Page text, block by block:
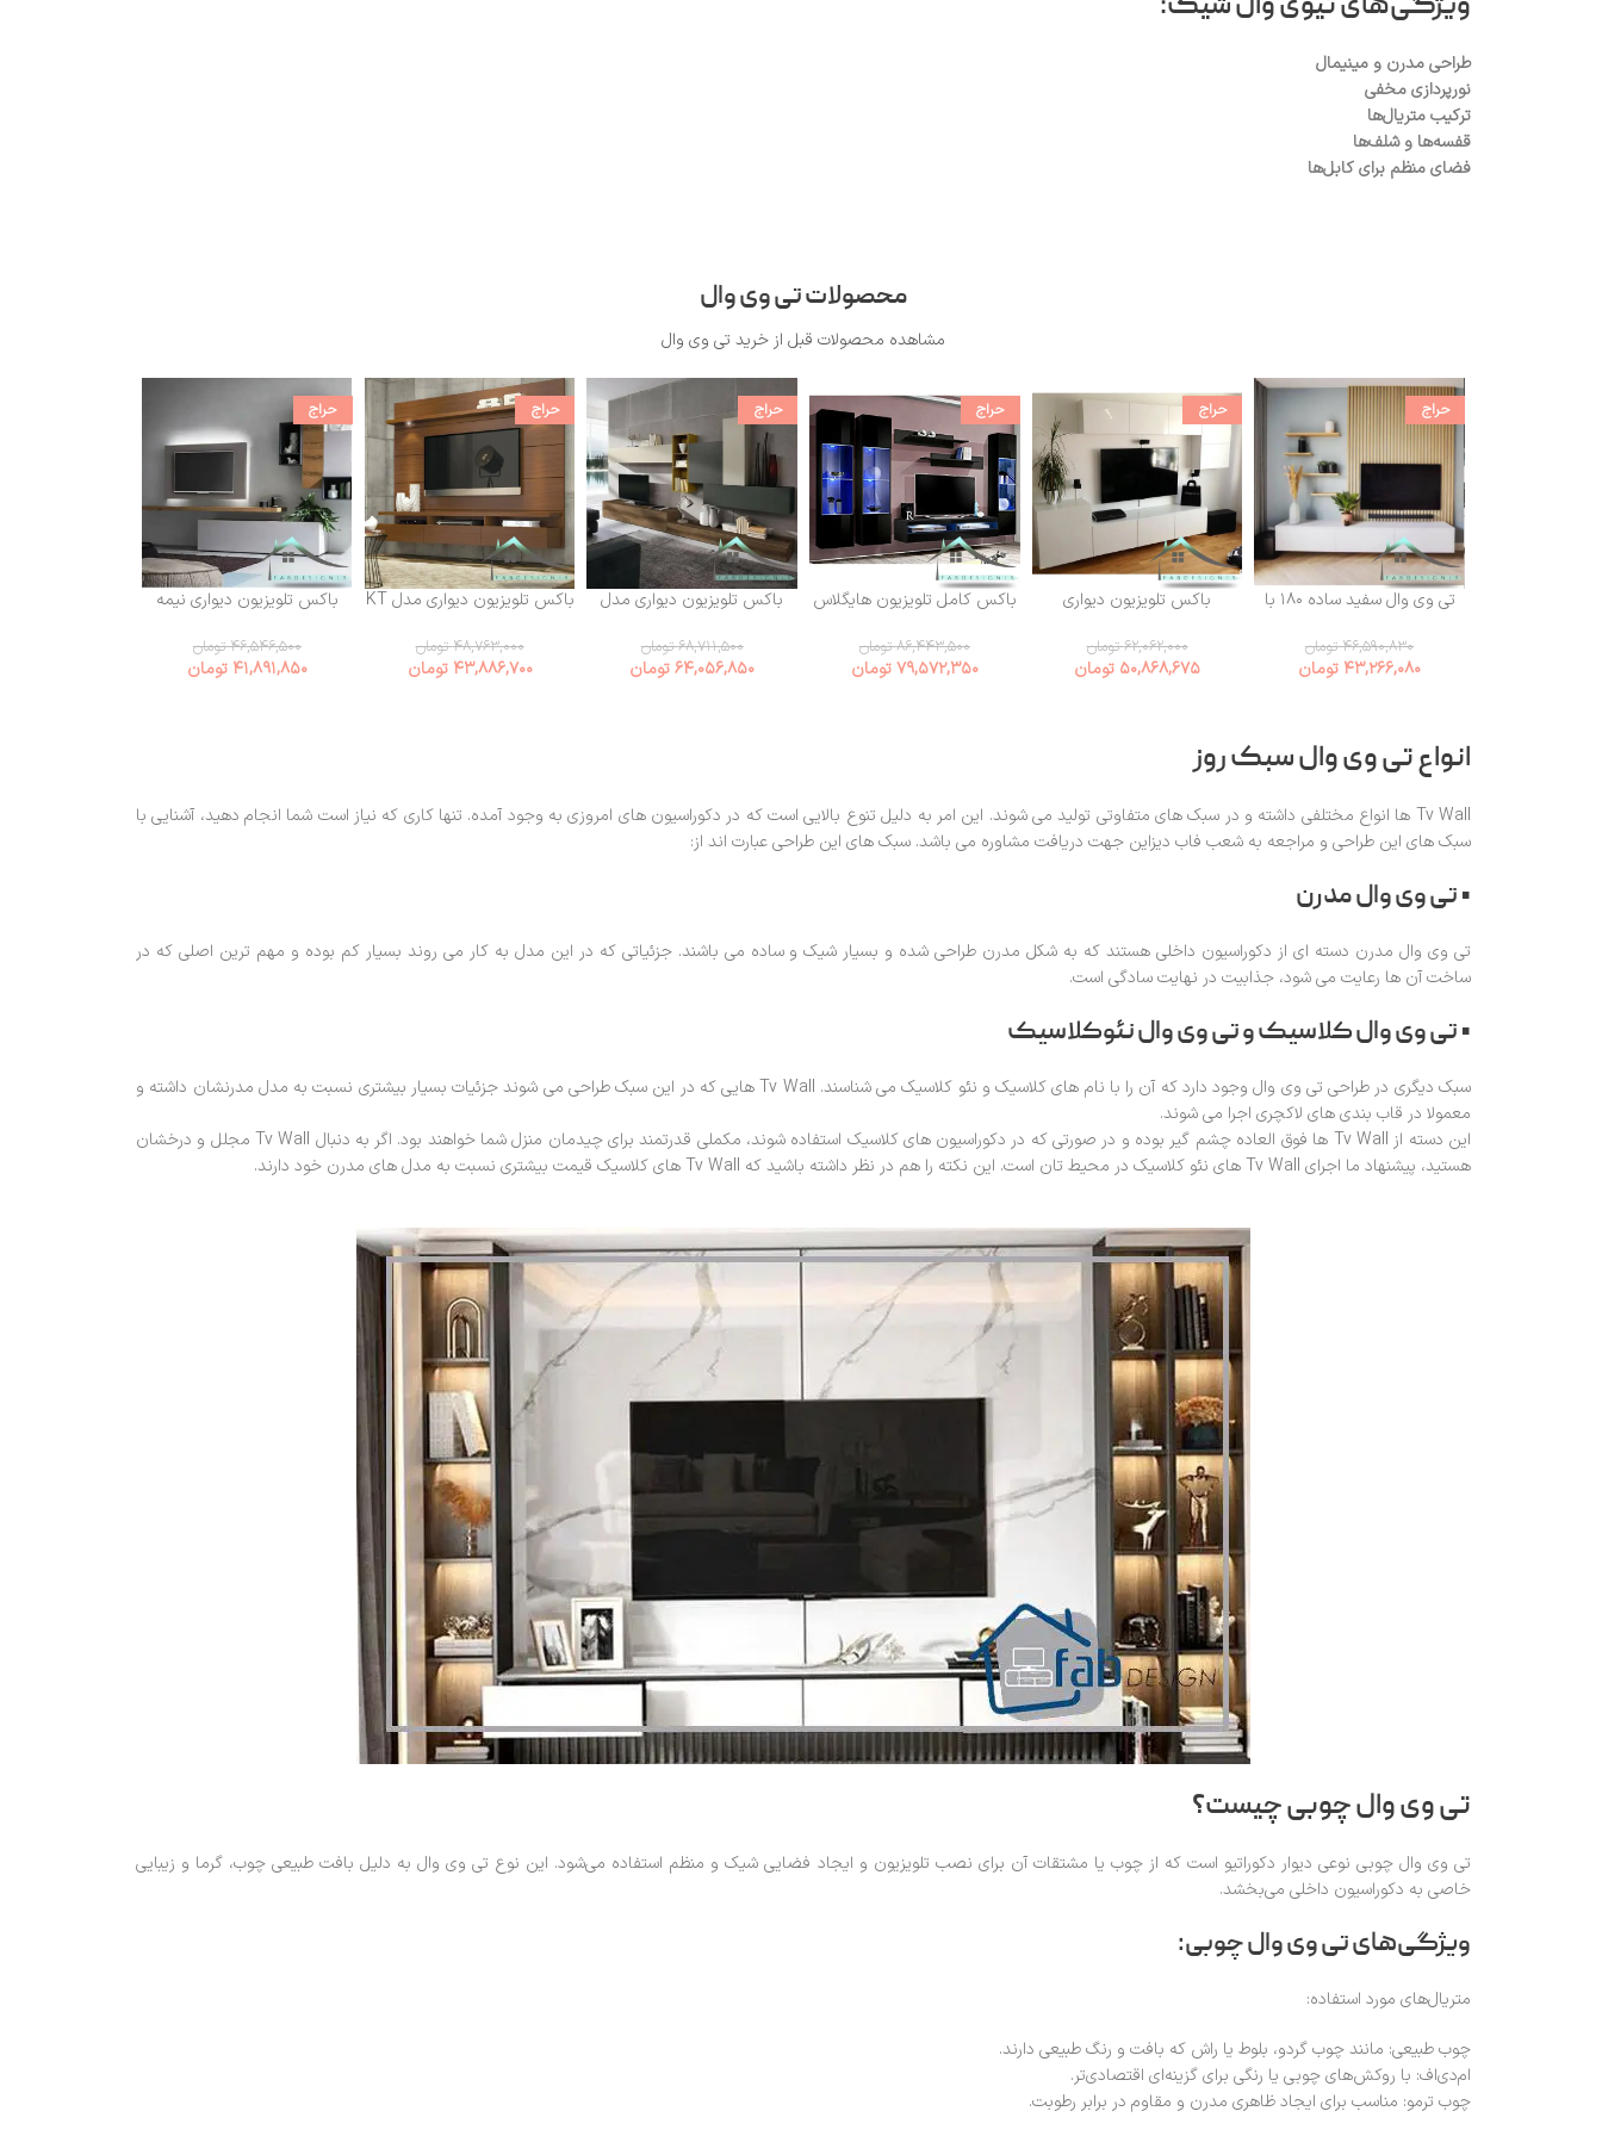
طراحی مدرن و مینیمال
نورپردازی مخفی
ترکیب متریال‌ها
قفسه‌ها و شلف‌ها
فضای منظم برای کابل‌ها
محصولات تی وی وال
مشاهده محصولات قبل از خرید تی وی وال
حراج
تی وی وال سفید ساده ۱۸۰ با
۴۶,۵۹۰,۸۳۰ تومان
۴۳,۲۶۶,۰۸۰ تومان
حراج
باکس تلویزیون دیواری
۶۲,۰۶۲,۰۰۰ تومان
۵۰,۸۶۸,۶۷۵ تومان
حراج
باکس کامل تلویزیون هایگلاس
۸۶,۴۴۳,۵۰۰ تومان
۷۹,۵۷۲,۳۵۰تومان
حراج
باکس تلویزیون دیواری مدل
۶۸,۷۱۱,۵۰۰ تومان
۶۴,۰۵۶,۸۵۰ تومان
حراج
باکس تلویزیون دیواری مدل KT
۴۸,۷۶۳,۰۰۰ تومان
۴۳,۸۸۶,۷۰۰ تومان
حراج
باکس تلویزیون دیواری نیمه
۴۶,۵۴۶,۵۰۰ تومان
۴۱,۸۹۱,۸۵۰ تومان
انواع تی وی وال سبک روز
Tv Wall ها انواع مختلفی داشته و در سبک های متفاوتی تولید می شوند. این امر به دلیل تنوع بالایی است که در دکوراسیون های امروزی به وجود آمده. تنها کاری که نیاز است شما انجام دهید، آشنایی با
سبک های این طراحی و مراجعه به شعب فاب دیزاین جهت دریافت مشاوره می باشد. سبک های این طراحی عبارت اند از:
• تی وی وال مدرن
تی وی وال مدرن دسته ای از دکوراسیون داخلی هستند که به شکل مدرن طراحی شده و بسیار شیک و ساده می باشند. جزئیاتی که در این مدل به کار می روند بسیار کم بوده و مهم ترین اصلی که در
ساخت آن ها رعایت می شود، جذابیت در نهایت سادگی است.
• تی وی وال کلاسیک و تی وی وال نئوکلاسیک
سبک دیگری در طراحی تی وی وال وجود دارد که آن را با نام های کلاسیک و نئو کلاسیک می شناسند. Tv Wall هایی که در این سبک طراحی می شوند جزئیات بسیار بیشتری نسبت به مدل مدرنشان داشته و
معمولا در قاب بندی های لاکچری اجرا می شوند.
این دسته از Tv Wall ها فوق العاده چشم گیر بوده و در صورتی که در دکوراسیون های کلاسیک استفاده شوند، مکملی قدرتمند برای چیدمان منزل شما خواهند بود. اگر به دنبال Tv Wall مجلل و درخشان
هستید، پیشنهاد ما اجرای Tv Wall های نئو کلاسیک در محیط تان است. این نکته را هم در نظر داشته باشید که Tv Wall های کلاسیک قیمت بیشتری نسبت به مدل های مدرن خود دارند.
تی وی وال چوبی چیست؟
تی وی وال چوبی نوعی دیوار دکوراتیو است که از چوب یا مشتقات آن برای نصب تلویزیون و ایجاد فضایی شیک و منظم استفاده می‌شود. این نوع تی وی وال به دلیل بافت طبیعی چوب، گرما و زیبایی
خاصی به دکوراسیون داخلی می‌بخشد.
ویژگی‌های تی وی وال چوبی:
متریال‌های مورد استفاده:
چوب طبیعی: مانند چوب گردو، بلوط یا راش که بافت و رنگ طبیعی دارند.
ام‌دی‌اف: با روکش‌های چوبی یا رنگی برای گزینه‌ای اقتصادی‌تر.
چوب ترمو: مناسب برای ایجاد ظاهری مدرن و مقاوم در برابر رطوبت.